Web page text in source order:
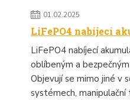
01.02.2025
LiFePO4 nabíjecí
LiFePO4 nabíjecí
oblíbeným a
Objevují se mimo jiné v
systémech, manipulační